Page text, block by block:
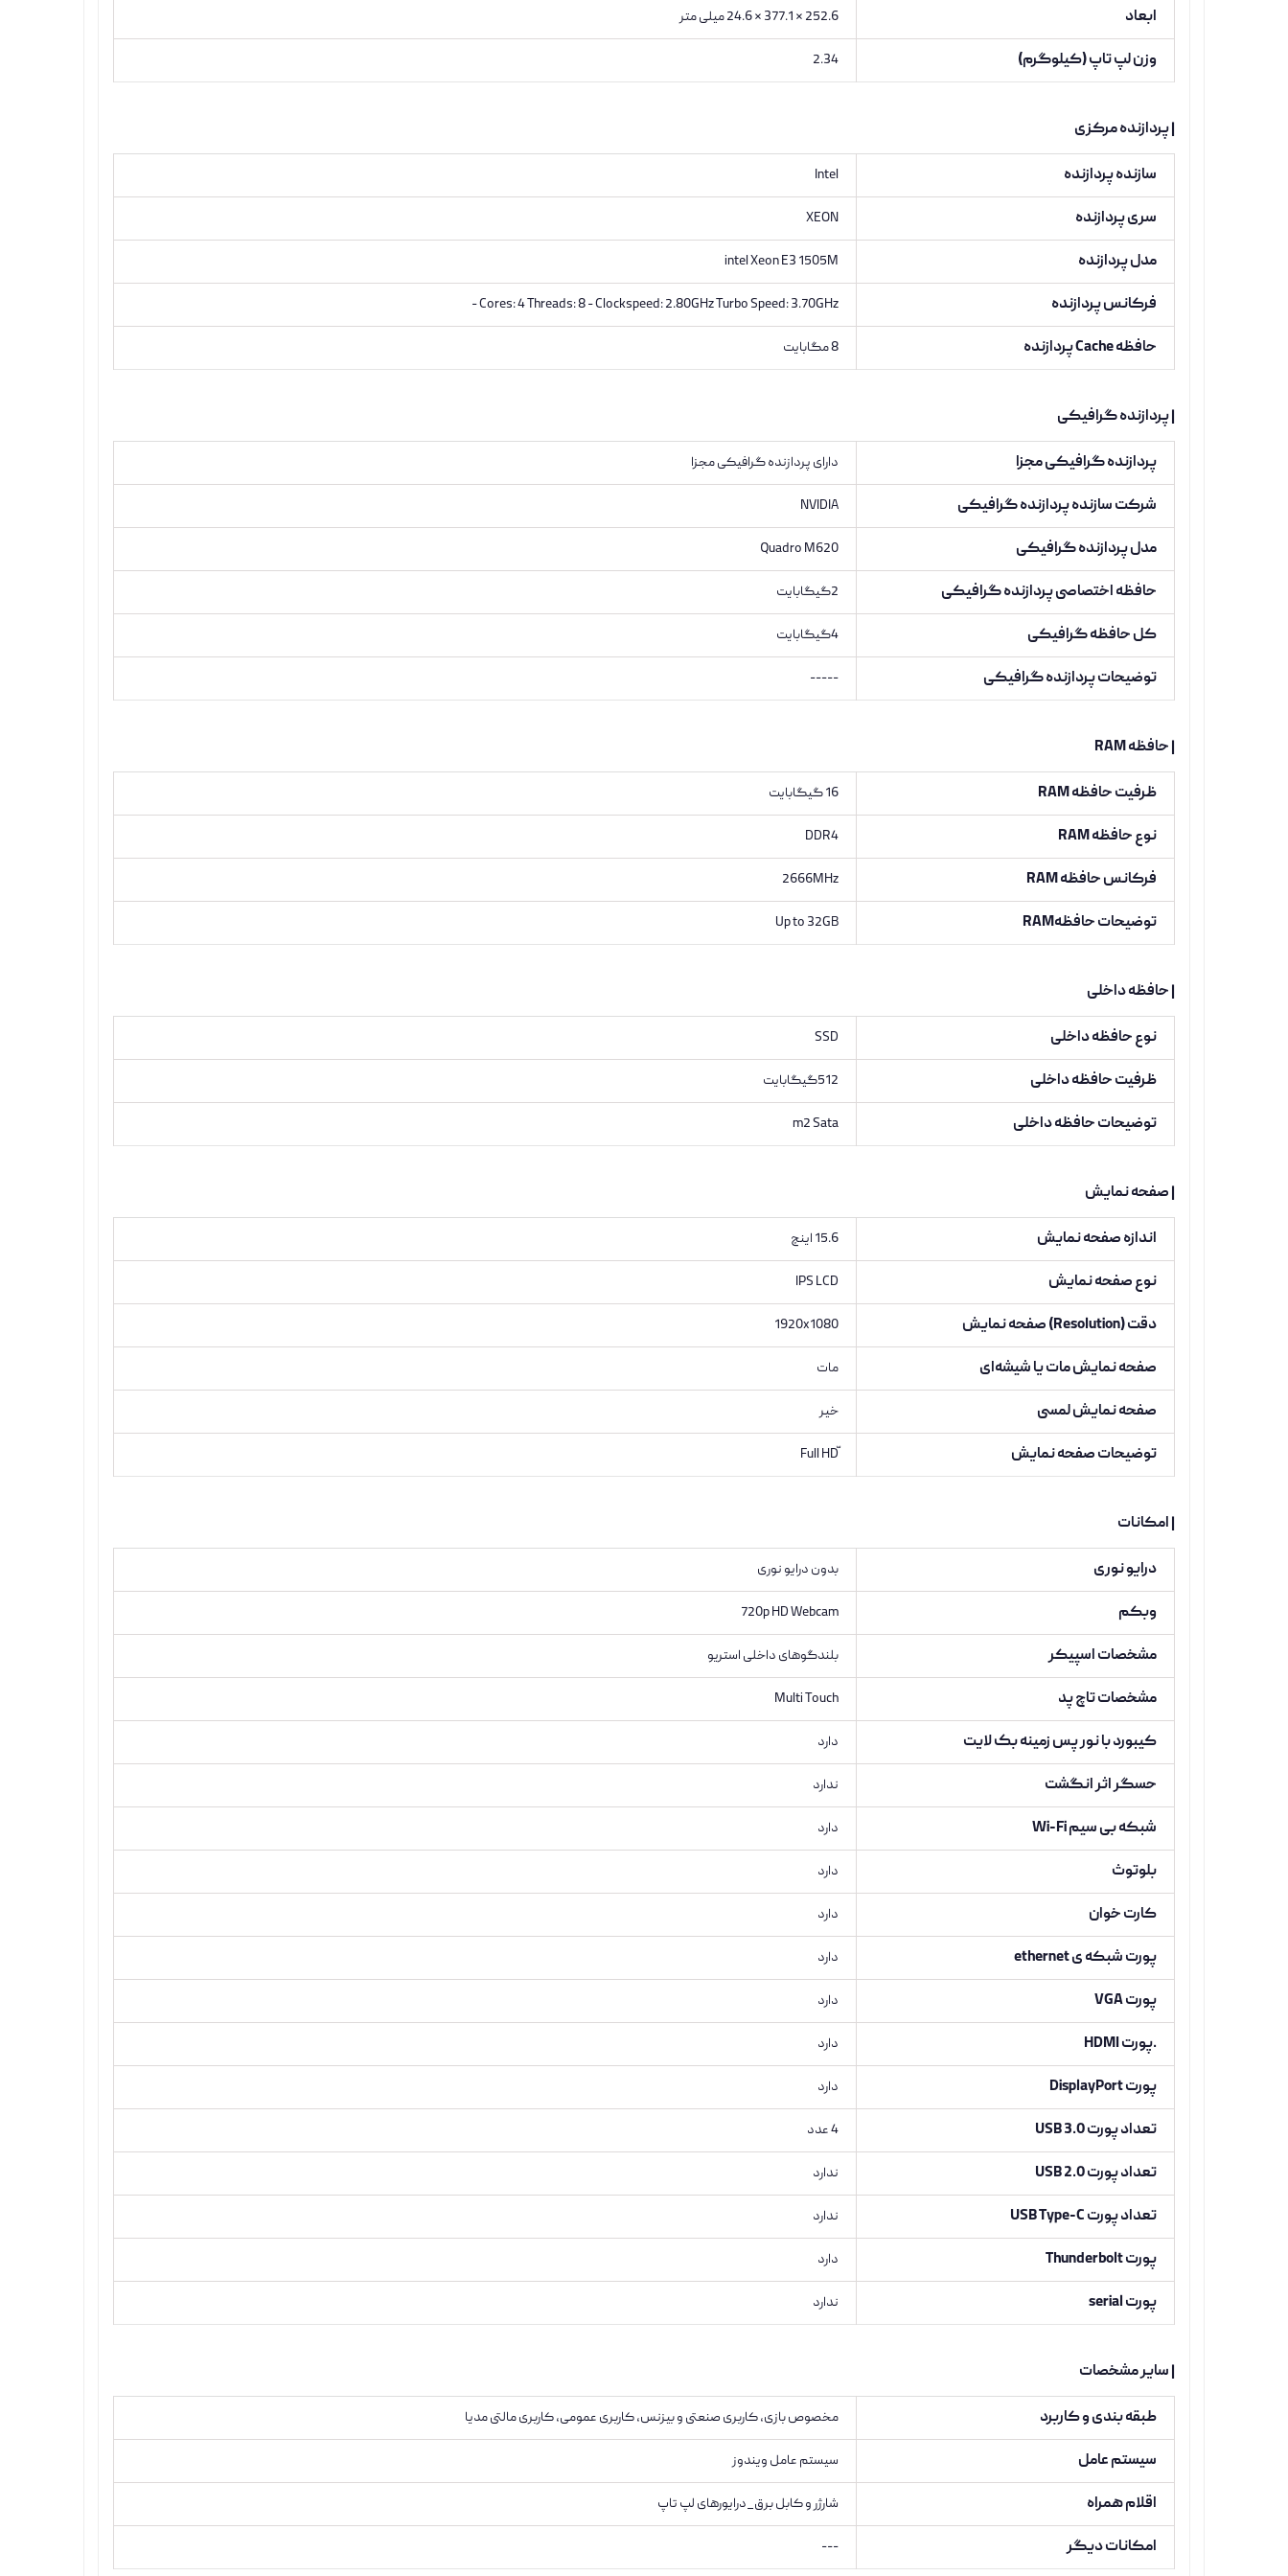
ابعاد 252.6 * 377.1 * 24.6 میلی متر
وزن لپ تاپ (کیلوگرم) 2.34
| پردازنده مرکزی
سازنده پردازنده Intel
سری پردازنده XEON
مدل پردازنده intel Xeon E3 1505M
فرکانس پردازنده Cores: 4 Threads: 8 - Clockspeed: 2.80GHz Turbo Speed: 3.70GHz -
حافظه Cache پردازنده 8 مگابایت
| پردازنده گرافیکی
پردازنده گرافیکی مجزا دارای پردازنده گرافیکی مجزا
شرکت سازنده پردازنده گرافیکی NVIDIA
مدل پردازنده گرافیکی Quadro M620
حافظه اختصاصی پردازنده گرافیکی 2گیگابایت
کل حافظه گرافیکی 4گیگابایت
توضیحات پردازنده گرافیکی -----
| حافظه RAM
ظرفیت حافظه RAM 16 گیگابایت
نوع حافظه RAM DDR4
فرکانس حافظه RAM 2666MHz
توضیحات حافظهRAM Up to 32GB
| حافظه داخلی
نوع حافظه داخلی SSD
ظرفیت حافظه داخلی 512گیگابایت
توضیحات حافظه داخلی m2 Sata
| صفحه نمایش
اندازه صفحه نمایش 15.6 اینچ
نوع صفحه نمایش IPS LCD
دقت (Resolution) صفحه نمایش 1920x1080
صفحه نمایش مات یا شیشه‌ای مات
صفحه نمایش لمسی خیر
توضیحات صفحه نمایش
| امکانات
درایو نوری بدون درایو نوری
وبکم 720p HD Webcam
مشخصات اسپیکر بلندگوهای داخلی استریو
مشخصات تاچ پد Multi Touch
کیبورد با نور پس زمینه بک لایت دارد
حسگر اثر انگشت ندارد
شبکه بی سیم Wi-Fi دارد
بلوتوث دارد
کارت خوان دارد
پورت شبکه ی ethernet دارد
پورت VGA دارد
.پورت HDMI دارد
پورت DisplayPort دارد
تعداد پورت USB 3.0 4 عدد
تعداد پورت USB 2.0 ندارد
تعداد پورت USB Type-C ندارد
پورت Thunderbolt دارد
پورت serial ندارد
| سایر مشخصات
طبقه بندی و کاربرد مخصوص بازی, کاربری صنعتی و بیزنس, کاربری عمومی, کاربری مالتی مدیا
سیستم عامل سیستم عامل ویندوز
اقلام همراه شارژر و کابل برق_درایورهای لپ تاپ
امکانات دیگر ---